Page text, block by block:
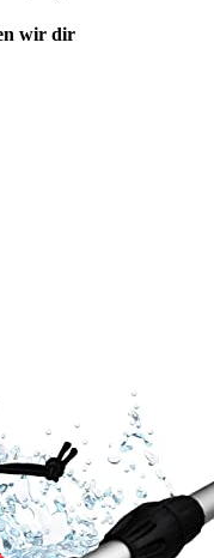
wir dir